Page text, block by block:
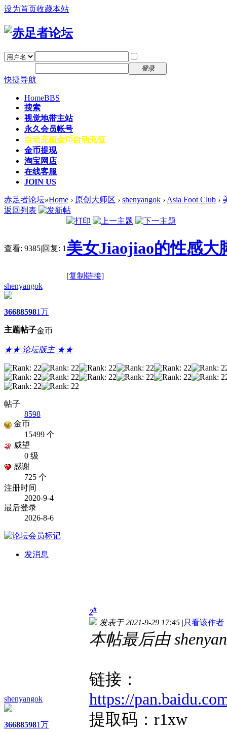
设为首页收藏本站
登录
快捷导航
HomeBBS
搜索
视觉地带主站
永久会员帐号
自动充值金币自动充值
金币提现
淘宝网店
在线客服
JOIN US
赤足者论坛»Home › 原创大师区 › shenyangok › Asia Foot Club ›
返回列表
查看: 9385|回复: 1 美女Jiaojiao的性感大
[复制链接]
shenyangok
3668
主题
8598
帖子
1万
金币
★★ 论坛版主 ★★
帖子
8598
金币
15499 个
威望
0 级
感谢
725 个
注册时间
2020-9-4
最后登录
2026-8-6
发消息
shenyangok
366885981万
2#
发表于 2021-9-29 17:45 |只看该作者
本帖最后由
链接：
https://
提取码：r1xw